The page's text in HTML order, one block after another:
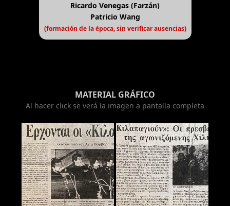
Ricardo Venegas (Farzán)
Patricio Wang
(formación de la época, sin verificar ausencias)
MATERIAL GRÁFICO
Al hacer click se verá la imagen a pantalla completa